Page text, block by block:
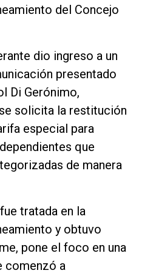
del Concejo
dio ingreso a un
presentado
Di Gerónimo,
solicita la restitución
especial para
que
de manera
tratada en la
y obtuvo
pone el foco en una
comenzó a